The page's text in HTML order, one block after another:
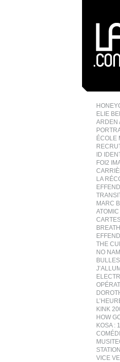
ELIE
ARDEN
ÉCOLE
ID
FOI2
LA
MARC
THE
NO
KINK
HOW
KOSA :
VICE